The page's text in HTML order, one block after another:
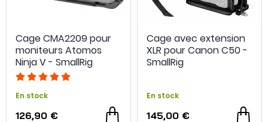
Cage CMA2209 pour
moniteurs Atomos
Ninja V - SmallRig
En stock
126,90 €
Cage avec extension
XLR pour Canon C50 -
SmallRig
En stock
145,00 €